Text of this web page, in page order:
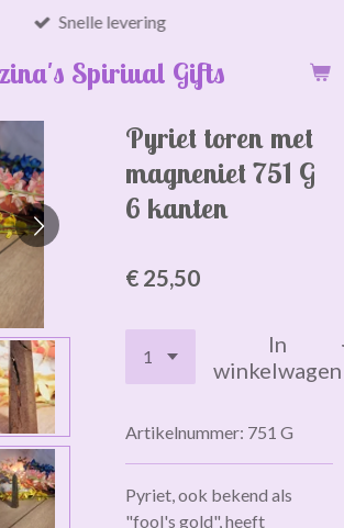
Spiriual Gifts
Snelle levering
Pyriet toren met
magneniet 751 G
6 kanten
€ 25,50
In
winkelwagen
Artikelnummer: 751 G
Pyriet, ook bekend als
"fool's gold", heeft